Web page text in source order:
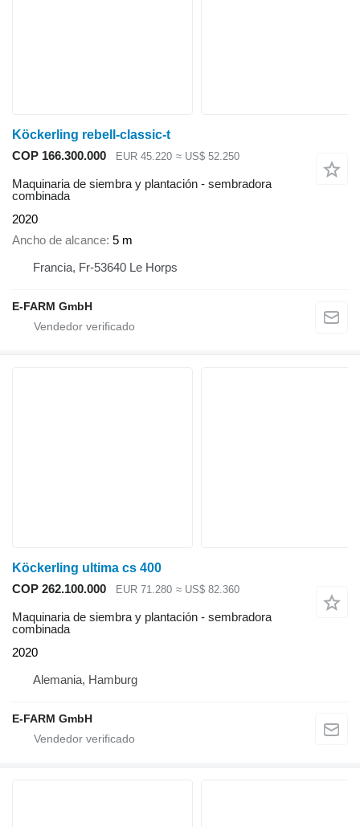
Köckerling rebell-classic-t
COP 166.300.000
EUR 45.220 ≈ US$ 52.250
Maquinaria de siembra y plantación - sembradora
combinada
2020
Ancho de alcance 5 m
Francia, Fr-53640 Le Horps
E-FARM GmbH
Köckerling ultima cs 400
COP 262.100.000
EUR 71.280 ≈ US$ 82.360
Maquinaria de siembra y plantación - sembradora
combinada
2020
Alemania, Hamburg
E-FARM GmbH